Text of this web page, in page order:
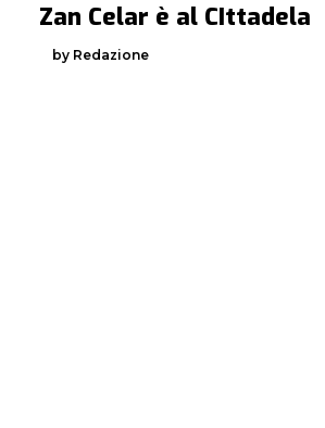
Zan Celar è al CIttadela
by Redazione